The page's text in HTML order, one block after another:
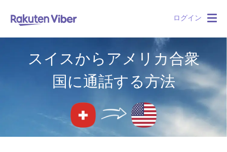
ログイン
スイスからアメリカ合衆
国に通話する方法